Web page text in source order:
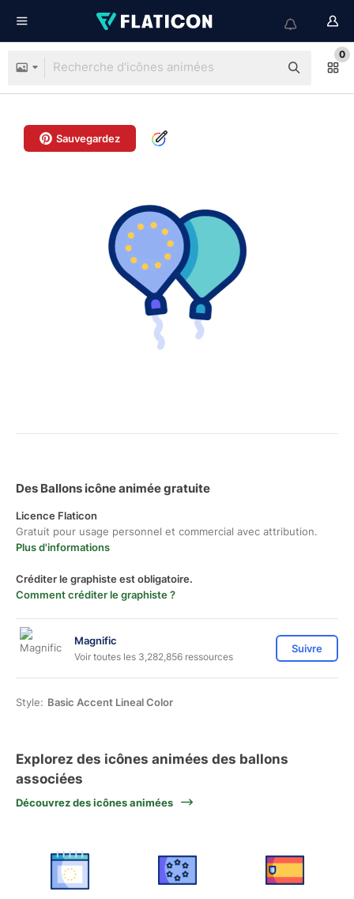
0
Sauvegardez
Des Ballons icône animée gratuite
Licence Flaticon
Gratuit pour usage personnel et commercial avec attribution.
Plus d'informations
Créditer le graphiste est obligatoire.
Comment créditer le graphiste ?
Magnific
Voir toutes les 3,282,856 ressources
Suivre
Style: Basic Accent Lineal Color
Explorez des icônes animées des ballons
associées
Découvrez des icônes animées